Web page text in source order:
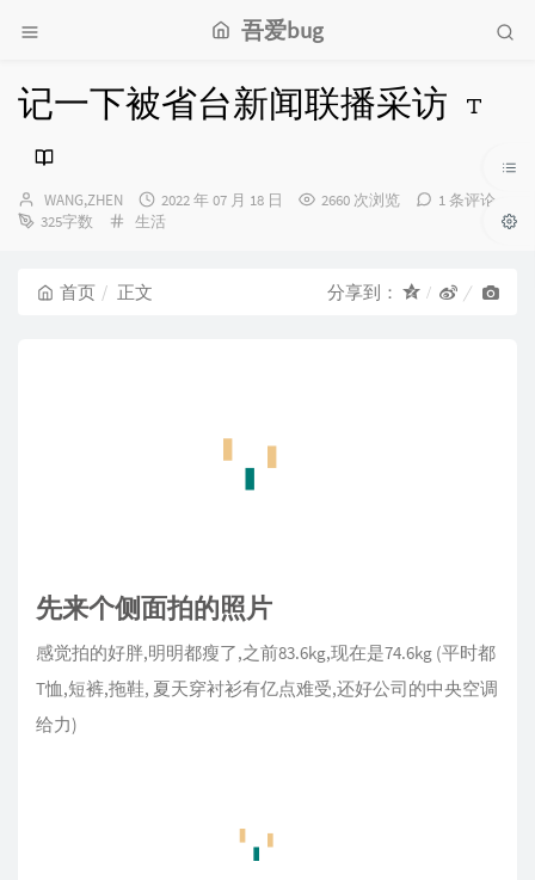
吾爱bug
记一下被省台新闻联播采访
博
主：
WANG,ZHEN
发
布
2022 年 07 月 18 日 2660 次浏览
1 条评论
325字数
分
生活
首页 正文 分享到：
先来个侧面拍的照片
感觉拍的好胖,明明都瘦了,之前83.6kg,现在是74.6kg (平时都
T恤,短裤,拖鞋, 夏天穿衬衫有亿点难受,还好公司的中央空调
给力)